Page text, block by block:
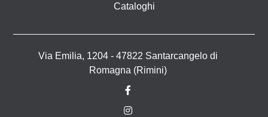
Cataloghi
Via Emilia, 1204 - 47822 Santarcangelo di
Romagna (Rimini)